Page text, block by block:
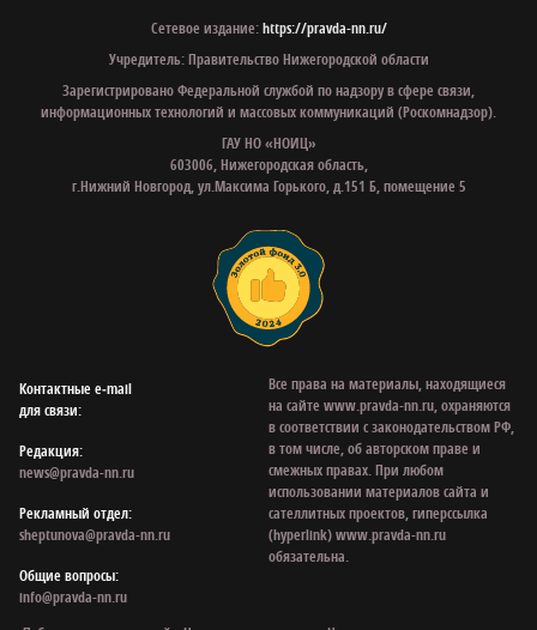
Сетевое издание:https://pravda-nn.ru/
Учредитель: Правительство Нижегородской области
Зарегистрировано Федеральной службой по надзору в сфере связи,
информационных технологий и массовых коммуникаций (Роскомнадзор).
ГАУ НО «НОИЦ»
603006, Нижегородская область,
г.Нижний Новгород, ул.Максима Горького, д.151 Б, помещение 5
Контактные e‑mail
для связи:
Редакция:
news@pravda-nn.ru
Рекламный отдел:
sheptunova@pravda-nn.ru
Общие вопросы:
info@pravda-nn.ru
Все права на материалы, находящиеся
на сайте www.pravda-nn.ru, охраняются
в соответствии с законодательством РФ,
в том числе, об авторском праве и
смежных правах. При любом
использовании материалов сайта и
сателлитных проектов, гиперссылка
(hyperlink) www.pravda-nn.ru
обязательна.